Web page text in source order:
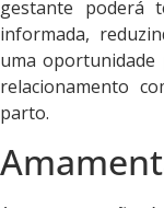
gestante poderá
informada,
uma
relacionamento
parto.